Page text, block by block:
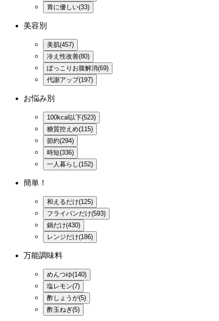
胃に優しい(33)
美容別
美肌(457)
冷え性改善(80)
ぽっこりお腹解消(69)
代謝アップ(197)
お悩み別
100kcal以下(523)
糖質控えめ(115)
節約(294)
時短(336)
一人暮らし(152)
簡単！
和えるだけ(125)
フライパンだけ(593)
鍋だけ(430)
レンジだけ(186)
万能調味料
めんつゆ(140)
塩レモン(7)
酢しょうが(5)
酢玉ねぎ(5)